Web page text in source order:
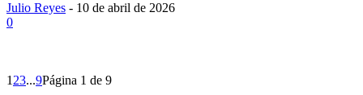
Julio Reyes - 10 de abril de 2026
0
1 23...9Página 1 de 9